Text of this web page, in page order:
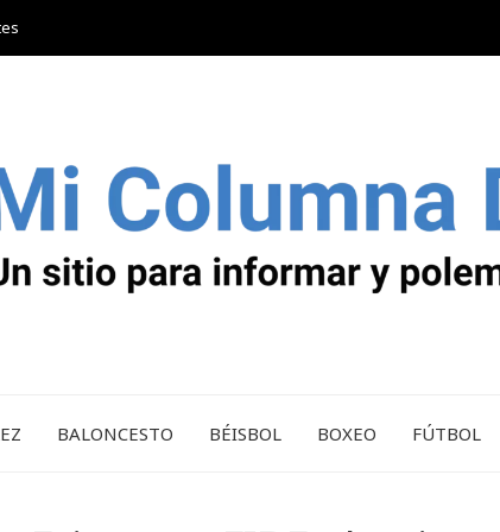
BALONCESTO BÉISBOL BOXEO FÚTBOL